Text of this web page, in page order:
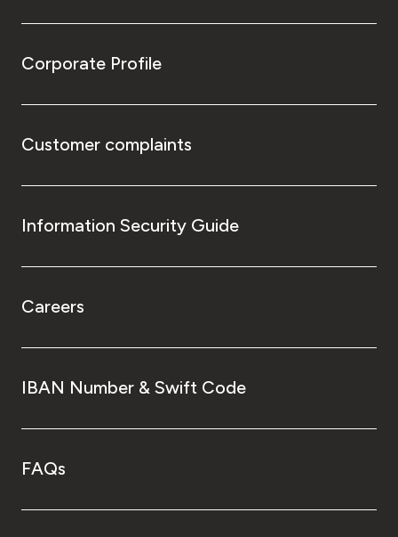
Corporate Profile
Customer complaints
Information Security Guide
Careers
IBAN Number & Swift Code
FAQs